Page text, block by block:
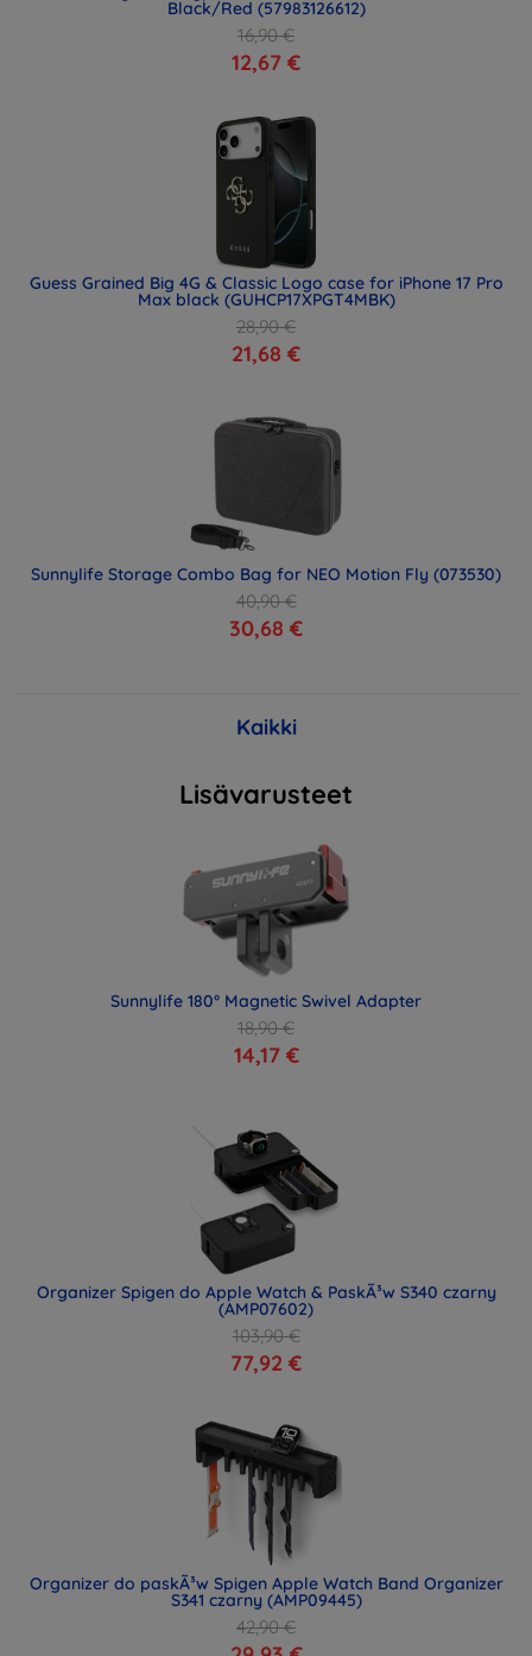
Black/Red (57983126612)
16,90 €
12,67 €
Guess Grained Big 4G & Classic Logo case for iPhone 17 Pro
Max black (GUHCP17XPGT4MBK)
28,90 €
21,68 €
Sunnylife Storage Combo Bag for NEO Motion Fly (073530)
40,90 €
30,68 €
Kaikki
Lisävarusteet
Sunnylife 180° Magnetic Swivel Adapter
18,90 €
14,17 €
Organizer Spigen do Apple Watch & PaskÃ³w S340 czarny
(AMP07602)
103,90 €
77,92 €
Organizer do paskÃ³w Spigen Apple Watch Band Organizer
S341 czarny (AMP09445)
42,90 €